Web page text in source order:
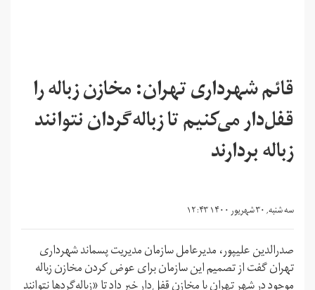
قائم شهرداری تهران: مخازن زباله را
قفل‌دار می‌کنیم تا زباله‌گردان نتوانند
زباله بردارند
سه شنبه, ۳۰ شهریور ۱۴۰۰ ۱۲:۴۳
صدرالدین علیپور، مدیرعامل سازمان مدیریت پسماند شهرداری
تهران گفت از تصمیم این سازمان برای عوض کردن مخازن زباله